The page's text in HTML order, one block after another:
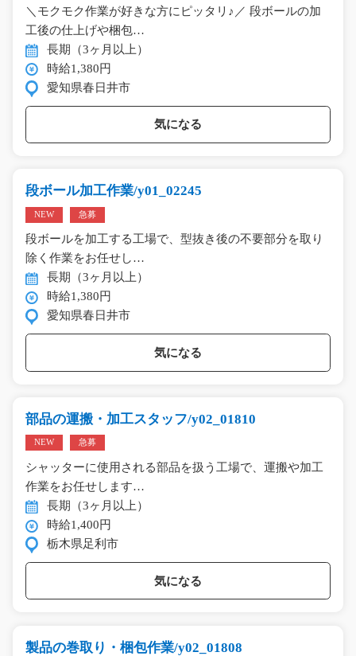
＼モクモク作業が好きな方にピッタリ♪／ 段ボールの加
工後の仕上げや梱包…
長期（3ヶ月以上）
時給1,380円
愛知県春日井市
気になる
段ボール加工作業/y01_02245
NEW 急募
段ボールを加工する工場で、型抜き後の不要部分を取り
除く作業をお任せし…
長期（3ヶ月以上）
時給1,380円
愛知県春日井市
気になる
部品の運搬・加工スタッフ/y02_01810
NEW 急募
シャッターに使用される部品を扱う工場で、運搬や加工
作業をお任せします…
長期（3ヶ月以上）
時給1,400円
栃木県足利市
気になる
製品の巻取り・梱包作業/y02_01808